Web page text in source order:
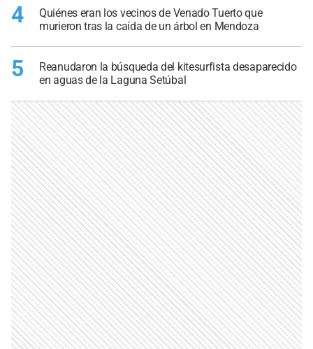
4
Quiénes eran los vecinos de Venado Tuerto que
murieron tras la caída de un árbol en Mendoza
5
Reanudaron la búsqueda del kitesurfista desaparecido
en aguas de la Laguna Setúbal